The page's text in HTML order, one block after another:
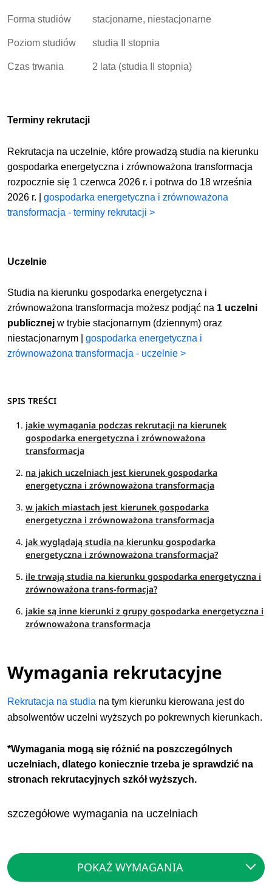
Forma studiów stacjonarne, niestacjonarne
Poziom studiów studia II stopnia
Czas trwania 2 lata (studia II stopnia)
Terminy rekrutacji
Rekrutacja na uczelnie, które prowadzą studia na kierunku
gospodarka energetyczna i zrównoważona transformacja
rozpocznie się 1 czerwca 2026 r. i potrwa do 18 września
2026 r. |gospodarka energetyczna i zrównoważona
transformacja - terminy rekrutacji >
Uczelnie
Studia na kierunku gospodarka energetyczna i
zrównoważona transformacja możesz podjąć na 1 uczelni
publicznej w trybie stacjonarnym (dziennym) oraz
niestacjonarnym |gospodarka energetyczna i
zrównoważona transformacja - uczelnie >
SPIS TREŚCI
jakie wymagania podczas rekrutacji na kierunek
gospodarka energetyczna i zrównoważona
transformacja
na jakich uczelniach jest kierunek gospodarka
energetyczna i zrównoważona transformacja
w jakich miastach jest kierunek gospodarka
energetyczna i zrównoważona transformacja
jak wyglądają studia na kierunku gospodarka
energetyczna i zrównoważona transformacja?
ile trwają studia na kierunku gospodarka energetyczna i
zrównoważona trans-formacja?
jakie są inne kierunki z grupy gospodarka energetyczna i
zrównoważona transformacja
Wymagania rekrutacyjne
Rekrutacja na studia na tym kierunku kierowana jest do
absolwentów uczelni wyższych po pokrewnych kierunkach.
*Wymagania mogą się różnić na poszczególnych
uczelniach, dlatego koniecznie trzeba je sprawdzić na
stronach rekrutacyjnych szkół wyższych.
szczegółowe wymagania na uczelniach
POKAŻ WYMAGANIA